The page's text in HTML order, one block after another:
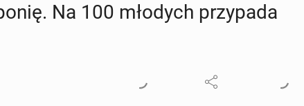
Na 100 młodych przy­pa­da